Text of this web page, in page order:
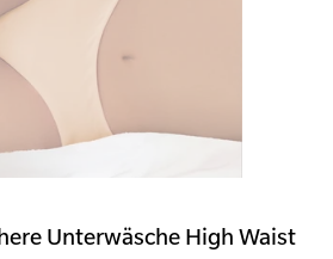
Unterwäsche High Waist